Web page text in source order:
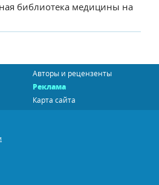
библиотека медицины на
Авторы и рецензенты
Реклама
Карта сайта